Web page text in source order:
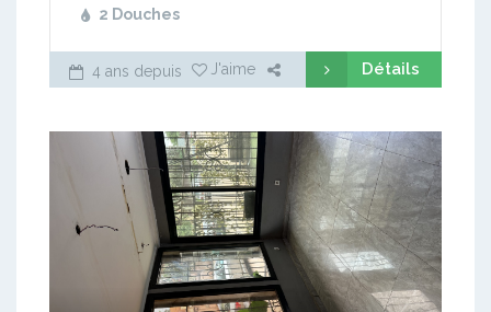
2 Douches
4 ans depuis J'aime Détails